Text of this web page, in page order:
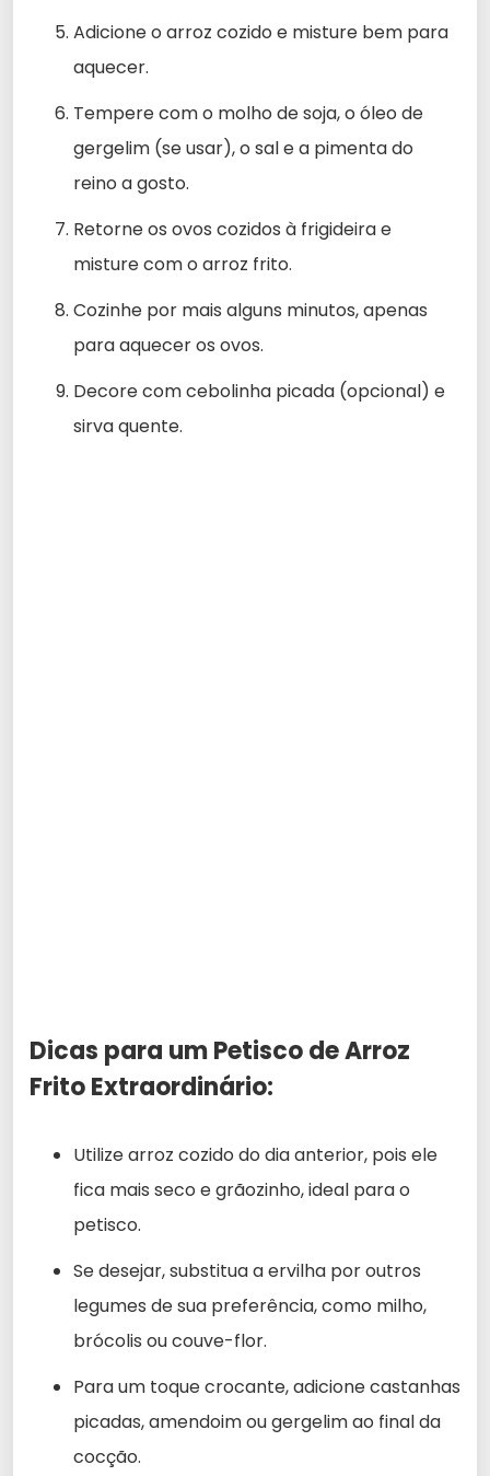
Adicione o arroz cozido e misture bem para
aquecer.
Tempere com o molho de soja, o óleo de
gergelim (se usar), o sal e a pimenta do
reino a gosto.
Retorne os ovos cozidos à frigideira e
misture com o arroz frito.
Cozinhe por mais alguns minutos, apenas
para aquecer os ovos.
Decore com cebolinha picada (opcional) e
sirva quente.
Dicas para um Petisco de Arroz
Frito Extraordinário:
Utilize arroz cozido do dia anterior, pois ele
fica mais seco e grãozinho, ideal para o
petisco.
Se desejar, substitua a ervilha por outros
legumes de sua preferência, como milho,
brócolis ou couve-flor.
Para um toque crocante, adicione castanhas
picadas, amendoim ou gergelim ao final da
cocção.